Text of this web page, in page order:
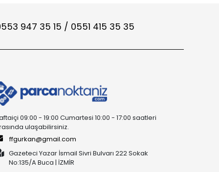
947 35 15 / 0551 415 35 35
09:00 - 19:00 Cumartesi 10:00 - 17:00 saatleri
ulaşabilirsiniz.
ffgurkan@gmail.com
Gazeteci Yazar İsmail Sivri Bulvarı 222 Sokak
No:135/A Buca | İZMİR